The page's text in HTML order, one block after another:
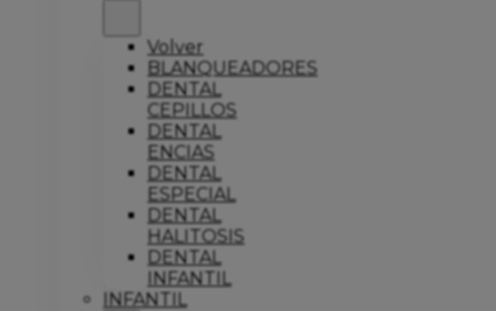
Volver
BLANQUEADORES
DENTAL
CEPILLOS
DENTAL
ENCIAS
DENTAL
ESPECIAL
DENTAL
HALITOSIS
DENTAL
INFANTIL
INFANTIL